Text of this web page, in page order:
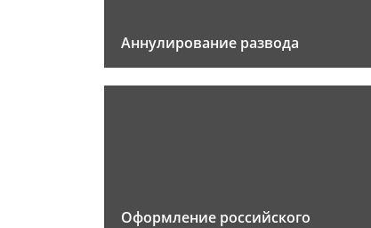
Аннулирование развода
Оформление российского